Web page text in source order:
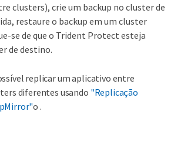
clusters), crie um backup no cluster de
restaure o backup em um cluster
se de que o Trident Protect esteja
de destino.
replicar um aplicativo entre
diferentes usando "Replicação
o .